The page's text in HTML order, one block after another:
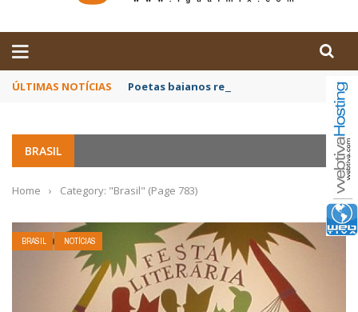
ÚLTIMAS NOTÍCIAS Poetas baianos representam o Brasil no
BRASIL
Home › Category: "Brasil" (Page 783)
BRASIL NOTÍCIAS